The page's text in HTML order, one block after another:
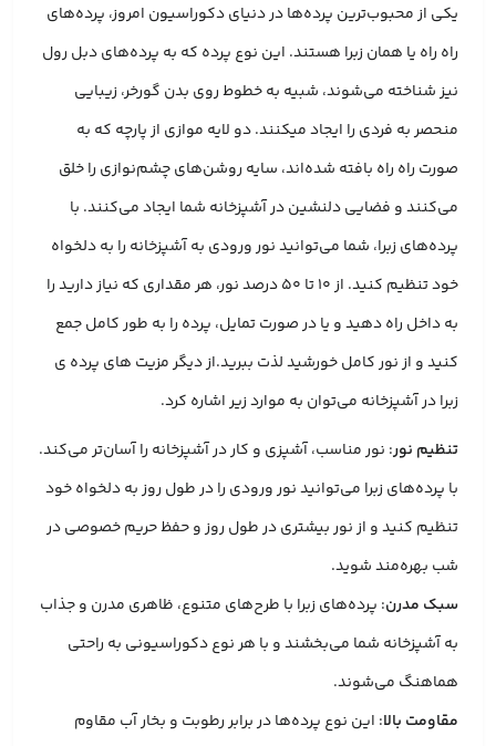
یکی از محبوب‌ترین پرده‌ها در دنیای دکوراسیون امروز، پرده‌های
راه راه یا همان زبرا هستند. این نوع پرده که به پرده‌های دبل رول
نیز شناخته می‌شوند، شبیه به خطوط روی بدن گورخر، زیبایی
منحصر به فردی را ایجاد میکنند. دو لایه موازی از پارچه که به
صورت راه راه بافته شده‌اند، سایه روشن‌های چشم‌نوازی را خلق
می‌کنند و فضایی دلنشین در آشپزخانه شما ایجاد می‌کنند. با
پرده‌های زبرا، شما می‌توانید نور ورودی به آشپزخانه را به دلخواه
خود تنظیم کنید. از 10 تا 50 درصد نور، هر مقداری که نیاز دارید را
به داخل راه دهید و یا در صورت تمایل، پرده را به طور کامل جمع
کنید و از نور کامل خورشید لذت ببرید.از دیگر مزیت های پرده ی
زبرا در آشپزخانه می‌توان به موارد زیر اشاره کرد.
تنظیم نور: نور مناسب، آشپزی و کار در آشپزخانه را آسان‌تر می‌کند.
با پرده‌های زبرا می‌توانید نور ورودی را در طول روز به دلخواه خود
تنظیم کنید و از نور بیشتری در طول روز و حفظ حریم خصوصی در
شب بهره‌مند شوید.
سبک مدرن: پرده‌های زبرا با طرح‌های متنوع، ظاهری مدرن و جذاب
به آشپزخانه شما می‌بخشند و با هر نوع دکوراسیونی به راحتی
هماهنگ می‌شوند.
مقاومت بالا: این نوع پرده‌ها در برابر رطوبت و بخار آب مقاوم